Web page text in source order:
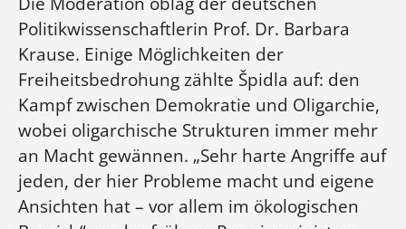
Politikwissenschaftlerin Prof. Dr. Barbara
Krause. Einige Möglichkeiten der
Freiheitsbedrohung zählte Špidla auf: den
Kampf zwischen Demokratie und Oligarchie,
wobei oligarchische Strukturen immer mehr
an Macht gewännen. „Sehr harte Angriffe auf
jeden, der hier Probleme macht und eigene
Ansichten hat – vor allem im ökologischen